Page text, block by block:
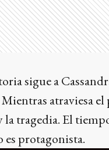
sigue a
atraviesa el
la tragedia. El
es protagonista.